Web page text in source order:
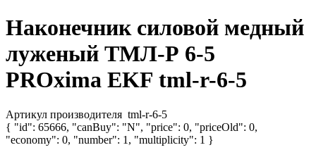
Наконечник силовой медный
луженый ТМЛ-Р 6-5
PROxima EKF tml-r-6-5
Артикул производителя tml-r-6-5
{ "id": 65666, "canBuy": "N", "price": 0, "priceOld": 0,
"economy": 0, "number": 1, "multiplicity": 1 }